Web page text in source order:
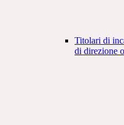
Titolari di
di direzione